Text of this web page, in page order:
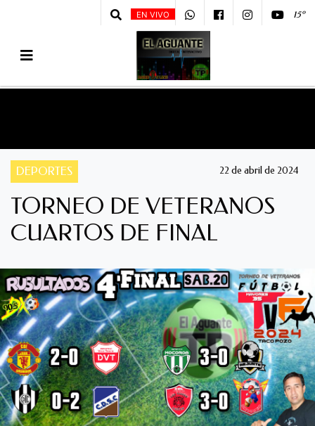
EN VIVO 15º
DEPORTES 22 de abril de 2024
TORNEO DE VETERANOS
CUARTOS DE FINAL